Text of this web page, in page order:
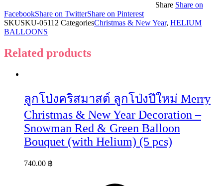
Share Share on
FacebookShare on TwitterShare on Pinterest
SKUSKU-05112 CategoriesChristmas & New Year, HELIUM
BALLOONS
Related products
ลูกโป่งคริสมาสต์ ลูกโป่งปีใหม่ Merry
Christmas & New Year Decoration –
Snowman Red & Green Balloon
Bouquet (with Helium) (5 pcs)
740.00 ฿